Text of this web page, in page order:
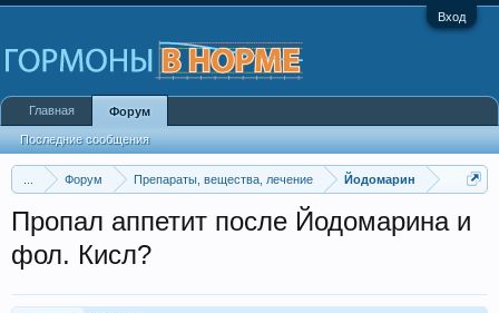
Вход
Форум Препараты, вещества, лечение Йодомарин
Пропал аппетит после Йодомарина и
фол. Кисл?
Главная Форум
Последние сообщения